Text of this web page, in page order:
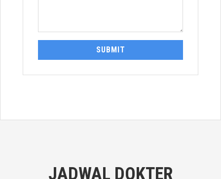
SUBMIT
JADWAL DOKTER